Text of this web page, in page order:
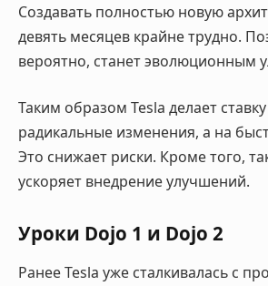
Создавать полностью новую
девять месяцев крайне трудно.
вероятно, станет эволюционным
Таким образом Tesla делает
радикальные изменения, а на
Это снижает риски. Кроме того,
ускоряет внедрение улучшений.
Уроки Dojo 1 и Dojo 2
Ранее Tesla уже сталкивалась с